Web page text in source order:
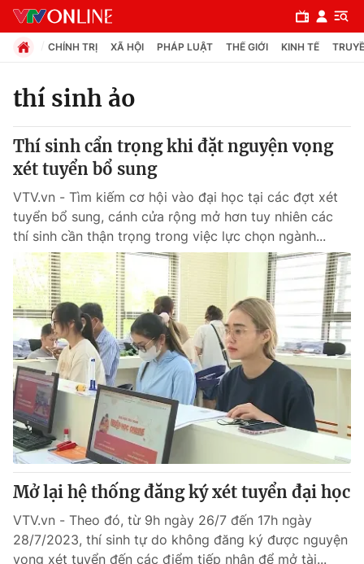
Chuyên mục
Chính trị
Xã hội
Pháp luật
Y tế
Thế giới
Tin tức
Thế giới đó đây
Câu chuyện quốc tế
Kinh tế
Tài chính
Thị trường
Góc doanh nghiệp
Dữ liệu và đời sống
Truyền hình
Phim VTV
Hậu trường
Giải trí
CHÍNH TRỊ XÃ HỘI PHÁP LUẬT THẾ GIỚI KINH TẾ
thí sinh ảo
Thí sinh cẩn trọng khi đặt nguyện vọng
xét tuyển bổ sung
VTV.vn - Tìm kiếm cơ hội vào đại học tại các đợt xét
tuyển bổ sung, cánh cửa rộng mở hơn tuy nhiên các
thí sinh cần thận trọng trong việc lực chọn ngành...
Mở lại hệ thống đăng ký xét tuyển đại học
VTV.vn - Theo đó, từ 9h ngày 26/7 đến 17h ngày
28/7/2023, thí sinh tự do không đăng ký được nguyện
vọng xét tuyển đến các điểm tiếp nhận để mở tài...